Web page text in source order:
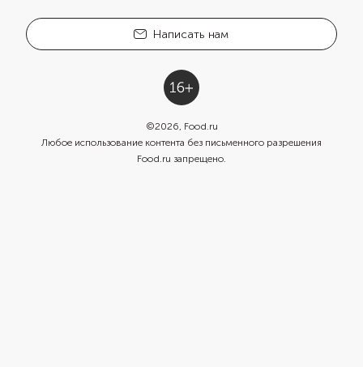
Написать нам
©2026, Food.ru
Любое использование контента без письменного разрешения
Food.ru запрещено.